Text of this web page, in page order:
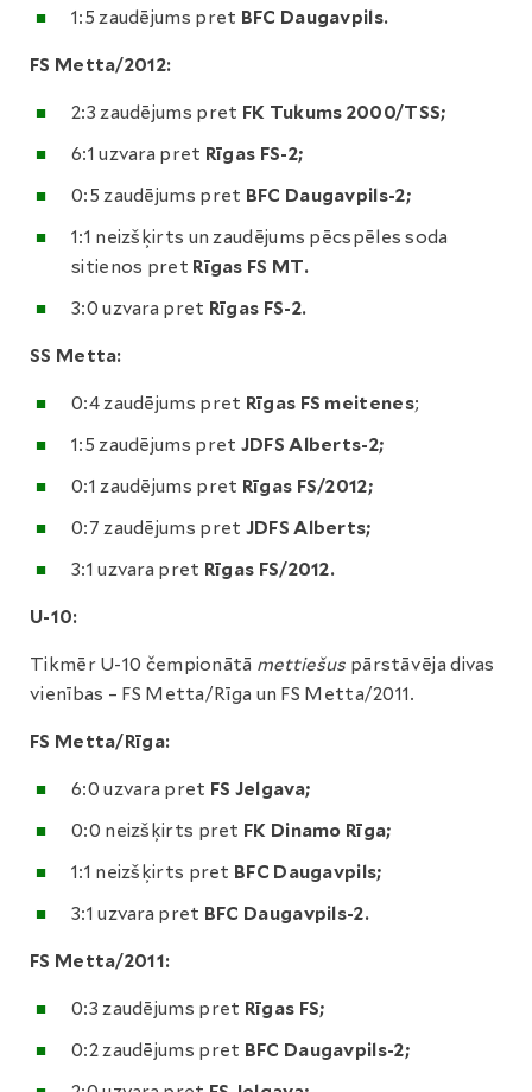
1:5 zaudējums pret BFC Daugavpils.
FS Metta/2012:
2:3 zaudējums pret FK Tukums 2000/TSS;
6:1 uzvara pret Rīgas FS-2;
0:5 zaudējums pret BFC Daugavpils-2;
1:1 neizšķirts un zaudējums pēcspēles soda
sitienos pret Rīgas FS MT.
3:0 uzvara pret Rīgas FS-2.
SS Metta:
0:4 zaudējums pret Rīgas FS meitenes;
1:5 zaudējums pret JDFS Alberts-2;
0:1 zaudējums pret Rīgas FS/2012;
0:7 zaudējums pret JDFS Alberts;
3:1 uzvara pret Rīgas FS/2012.
U-10:
Tikmēr U-10 čempionātā mettiešus pārstāvēja divas
vienības – FS Metta/Rīga un FS Metta/2011.
FS Metta/Rīga:
6:0 uzvara pret FS Jelgava;
0:0 neizšķirts pret FK Dinamo Rīga;
1:1 neizšķirts pret BFC Daugavpils;
3:1 uzvara pret BFC Daugavpils-2.
FS Metta/2011:
0:3 zaudējums pret Rīgas FS;
0:2 zaudējums pret BFC Daugavpils-2;